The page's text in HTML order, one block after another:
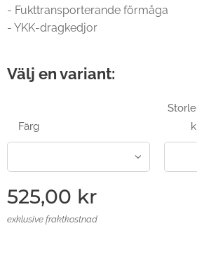
- Fukttransporterande förmåga
- YKK-dragkedjor
Välj en variant:
Färg
Storle
k
525,00 kr
exklusive fraktkostnad